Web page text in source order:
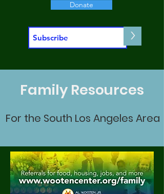
Donate
>
Family Resources
For the South Los Angeles Area